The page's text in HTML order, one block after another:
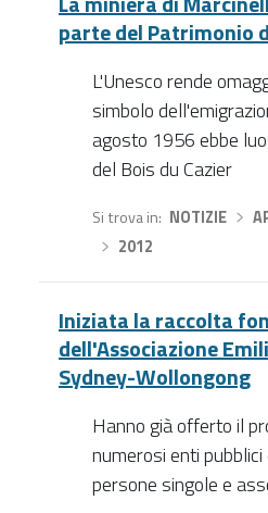
parte del Patrimonio
L'Unesco rende
simbolo
agosto 1956 ebbe
del Bois du Cazier
Si trova in NOTIZIE›
2012
Iniziata la raccolta
dell'Associazione
Sydney-Wollongong
Hanno già offerto il
numerosi enti
persone singole e